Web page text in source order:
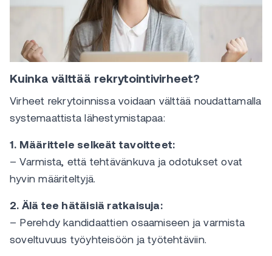
Kuinka välttää rekrytointivirheet?
Virheet rekrytoinnissa voidaan välttää noudattamalla
systemaattista lähestymistapaa:
1. Määrittele selkeät tavoitteet:
– Varmista, että tehtävänkuva ja odotukset ovat
hyvin määriteltyjä.
2. Älä tee hätäisiä ratkaisuja:
– Perehdy kandidaattien osaamiseen ja varmista
soveltuvuus työyhteisöön ja työtehtäviin.